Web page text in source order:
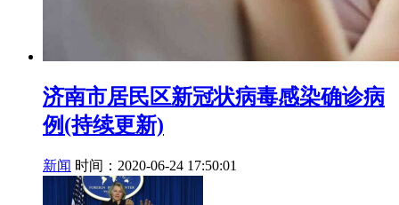
济南市居民区新冠状病毒感染确诊病
例(持续更新)
新闻 时间：2020-06-24 17:50:01